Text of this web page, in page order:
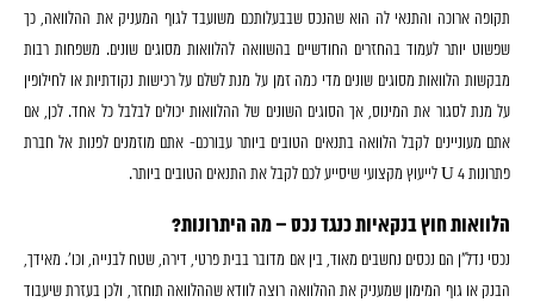
תקופה ארוכה והתנאי לה הוא שהנכס שבבעלותכם משועבד לגוף המעניק את ההלוואה, כך
שפשוט יותר לעמוד בהחזרים החודשיים בהשוואה להלוואות מסוגים שונים. משפחות רבות
מבקשות הלוואות מסוגים שונים מדי כמה זמן על מנת לשלם על רכישות נקודתיות או לחילופין
על מנת לסגור את המינוס, אך הסוגים השונים של ההלוואות יכולים לבלבל כל אחד. לכן, אם
אתם מעוניינים לקבל הלוואה בתנאים הטובים ביותר עבורכם- אתם מוזמנים לפנות אל חברת
פתרונות 4 U לייעוץ מקצועי שיסייע לכם לקבל את התנאים הטובים ביותר.
הלוואות חוץ בנקאיות כנגד נכס – מה היתרונות?
נכסי נדל"ן הם נכסים נחשבים מאוד, בין אם מדובר בבית פרטי, דירה, שטח לבנייה, וכו'. מאידך,
הבנק או גוף המימון שמעניק את ההלוואה רוצה לוודא שההלוואה תוחזר, ולכן בעזרת שיעבוד